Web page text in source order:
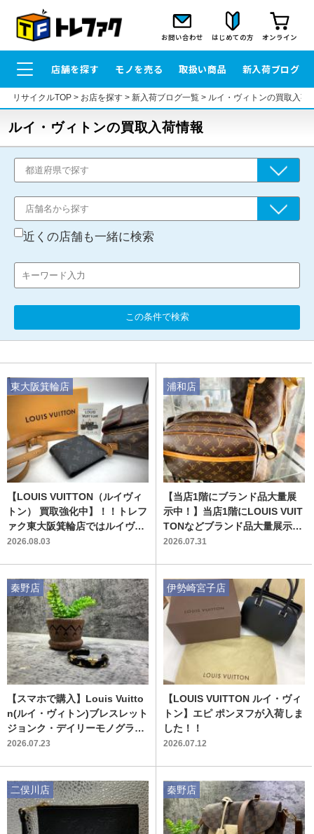
お問い合わせ はじめての方 オンライン
店舗を探す モノを売る 取扱い商品 新入荷ブログ
リサイクルTOP> お店を探す> 新入荷ブログ一覧> ルイ・ヴィトンの買取入荷
ルイ・ヴィトンの買取入荷情報
近くの店舗も一緒に検索
この条件で検索
【LOUIS VUITTON（ルイヴィ
トン） 買取強化中】！！トレフ
ァク東大阪箕輪店ではルイヴィ
トン買取強化しております
2026.08.03
東大阪箕輪店
【当店1階にブランド品大量展
示中！】当店1階にLOUIS VUIT
TONなどブランド品大量展示中
です！！！
2026.07.31
浦和店
【スマホで購入】Louis Vuitto
n(ルイ・ヴィトン)ブレスレット
ジョンク・デイリーモノグラム
M63540 買取入荷いたしまし
2026.07.23
秦野店
【LOUIS VUITTON ルイ・ヴィ
トン】エピ ポンヌフが入荷しま
した！！
2026.07.12
伊勢崎宮子店
二俣川店 秦野店